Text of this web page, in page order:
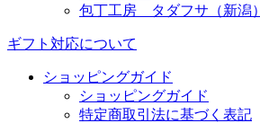
包丁工房 タダフサ（新潟）
ギフト対応について
ショッピングガイド
ショッピングガイド
特定商取引法に基づく表記